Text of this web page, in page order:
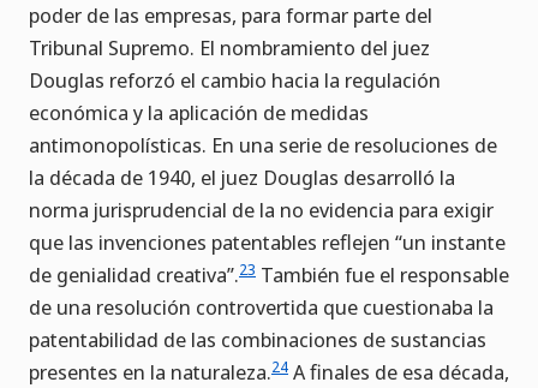
poder de las empresas, para formar parte del
Tribunal Supremo. El nombramiento del juez
Douglas reforzó el cambio hacia la regulación
económica y la aplicación de medidas
antimonopolísticas. En una serie de resoluciones de
la década de 1940, el juez Douglas desarrolló la
norma jurisprudencial de la no evidencia para exigir
que las invenciones patentables reflejen “un instante
de genialidad creativa”.23 También fue el responsable
de una resolución controvertida que cuestionaba la
patentabilidad de las combinaciones de sustancias
presentes en la naturaleza.24 A finales de esa década,